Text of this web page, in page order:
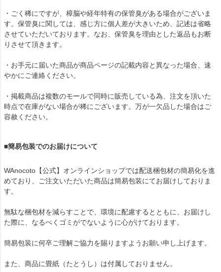
・ごく稀にですが、樟脳や経年特有の保管臭がある場合がございま
す。保管臭に関しては、感じ方に個人差が大きいため、記述は省略
させていただいております。なお、保管臭を理由とした返品もお断
りさせて頂きます。
・お手元に届いた商品が商品ページの記載内容と異なった場合、速
やかにご連絡ください。
・掲載商品は複数のモールで同時に販売している為、注文を頂いた
時点で在庫がない場合が稀にございます。万が一欠品した場合はご
容赦ください。
■簡易包装でのお届けについて
WAnocoto【公式】オンラインショップでは配送梱包材の簡易化を進
めており、ご注文いただいた商品は簡易包装にてお届けしておりま
す。
無駄な梱包材を減らすことで、環境に配慮するとともに、お届けし
た際に、なるべくゴミがでないように心がけております。
簡易包装に何卒ご理解ご協力を賜りますようお願い申し上げます。
また、商品に畳紙（たとうし）は付属しておりません。